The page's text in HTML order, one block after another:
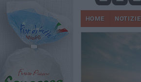
HOME NOTIZIE